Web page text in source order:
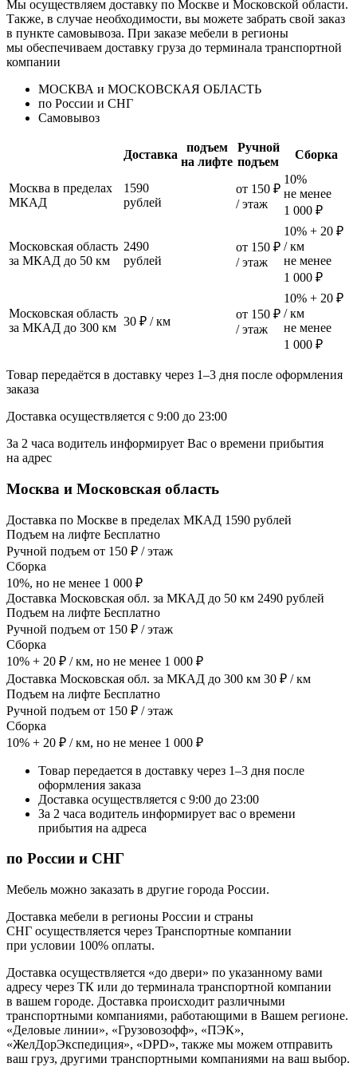
Мы осуществляем доставку по Москве и Московской области.
Также, в случае необходимости, вы можете забрать свой заказ
в пункте самовывоза. При заказе мебели в регионы
мы обеспечиваем доставку груза до терминала транспортной
компании
МОСКВА и МОСКОВСКАЯ ОБЛАСТЬ
по России и СНГ
Самовывоз
Доставка
подъем
на лифте
Ручной
подъем
Сборка
Москва в пределах
МКАД
1590
рублей
от 150 ₽
/ этаж
10%
не менее
1 000 ₽
Московская область
за МКАД до 50 км
2490
рублей
от 150 ₽
/ этаж
10% + 20 ₽
/ км
не менее
1 000 ₽
Московская область
за МКАД до 300 км 30 ₽ / км
от 150 ₽
/ этаж
10% + 20 ₽
/ км
не менее
1 000 ₽
Товар передаётся в доставку через 1–3 дня после оформления
заказа
Доставка осуществляется с 9:00 до 23:00
За 2 часа водитель информирует Вас о времени прибытия
на адрес
Москва и Московская область
Доставка по Москве в пределах МКАД 1590 рублей
Подъем на лифте Бесплатно
Ручной подъем от 150 ₽ / этаж
Сборка
10%, но не менее 1 000 ₽
Доставка Московская обл. за МКАД до 50 км 2490 рублей
Подъем на лифте Бесплатно
Ручной подъем от 150 ₽ / этаж
Сборка
10% + 20 ₽ / км, но не менее 1 000 ₽
Доставка Московская обл. за МКАД до 300 км 30 ₽ / км
Подъем на лифте Бесплатно
Ручной подъем от 150 ₽ / этаж
Сборка
10% + 20 ₽ / км, но не менее 1 000 ₽
Товар передается в доставку через 1–3 дня после
оформления заказа
Доставка осуществляется с 9:00 до 23:00
За 2 часа водитель информирует вас о времени
прибытия на адреса
по России и СНГ
Мебель можно заказать в другие города России.
Доставка мебели в регионы России и страны
СНГ осуществляется через Транспортные компании
при условии 100% оплаты.
Доставка осуществляется «до двери» по указанному вами
адресу через ТК или до терминала транспортной компании
в вашем городе. Доставка происходит различными
транспортными компаниями, работающими в Вашем регионе.
«Деловые линии», «Грузовозофф», «ПЭК»,
«ЖелДорЭкспедиция», «DPD», также мы можем отправить
ваш груз, другими транспортными компаниями на ваш выбор.